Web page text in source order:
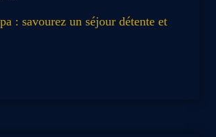
: savourez un séjour détente et